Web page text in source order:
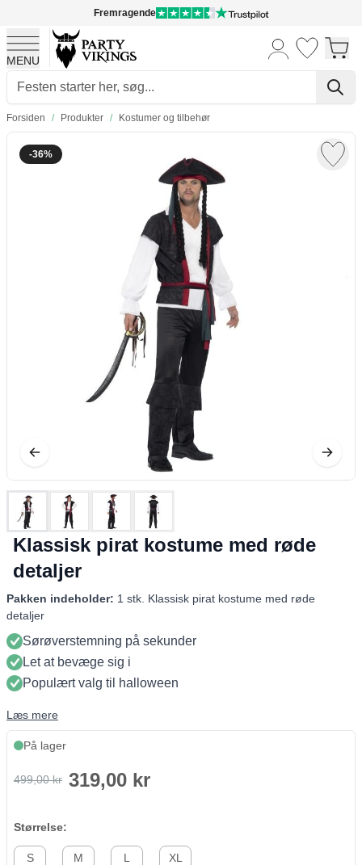
Fremragende
MENU
Skip to Content
Forsiden / Produkter / Kostumer og tilbehør
-36%
Klassisk pirat kostume med røde
detaljer
Pakken indeholder: 1 stk. Klassisk pirat kostume med røde
detaljer
Sørøverstemning på sekunder
Let at bevæge sig i
Populært valg til halloween
Læs mere
På lager
499,00 kr 319,00 kr
Størrelse:
S M L XL